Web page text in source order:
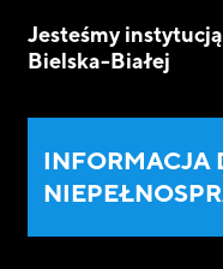
Jesteśmy
Bielska-Białej
INFORMACJA